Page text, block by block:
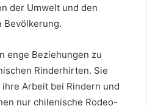
der Umwelt und den
Bevölkerung.
enge Beziehungen zu
Rinderhirten. Sie
Arbeit bei Rindern und
nur chilenische Rodeo-